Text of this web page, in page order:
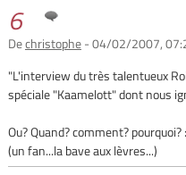
6
Dechristophe- 04/02/2007,
"L'interview du très talentueux
spéciale "Kaamelott" dont nous
Ou? Quand? comment? pourquoi?
(un fan...la bave aux lèvres...)